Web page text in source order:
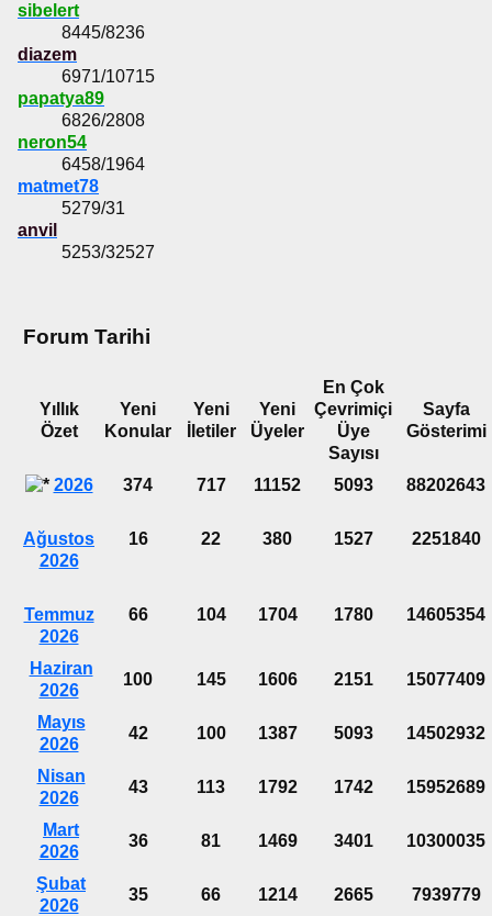
sibelert
8445/8236
diazem
6971/10715
papatya89
6826/2808
neron54
6458/1964
matmet78
5279/31
anvil
5253/32527
Forum Tarihi
Yıllık
Özet
Yeni
Konular
Yeni
İletiler
Yeni
Üyeler
En Çok
Çevrimiçi
Üye
Sayısı
Sayfa
Gösterimi
2026 374 717 11152 5093 88202643
Ağustos
2026
16 22 380 1527 2251840
Temmuz
2026
66 104 1704 1780 14605354
Haziran
2026
100 145 1606 2151 15077409
Mayıs
2026
42 100 1387 5093 14502932
Nisan
2026
43 113 1792 1742 15952689
Mart
2026
36 81 1469 3401 10300035
Şubat
2026
35 66 1214 2665 7939779